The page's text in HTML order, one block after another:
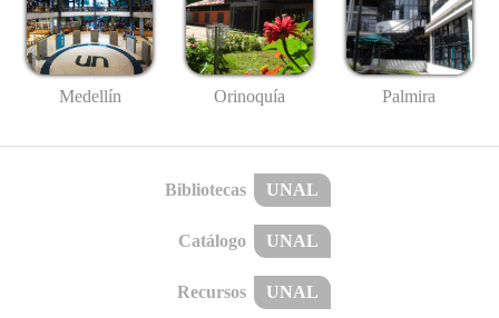
Medellín Orinoquía Palmira
Bibliotecas UNAL
Catálogo UNAL
Recursos UNAL